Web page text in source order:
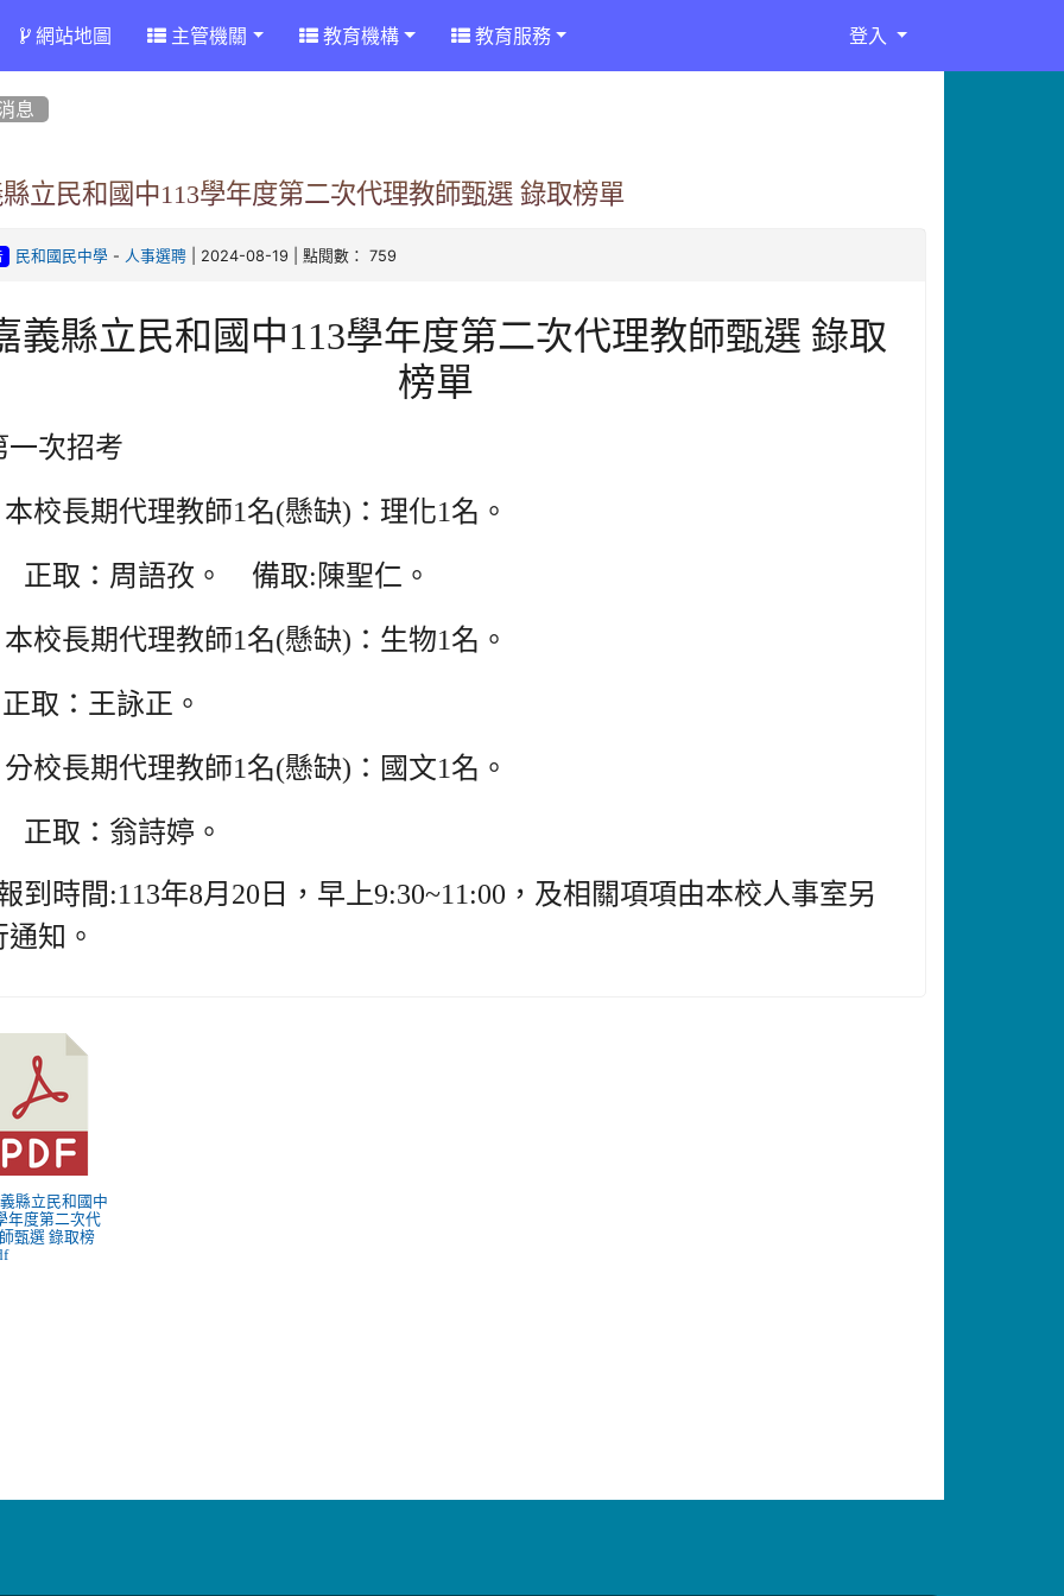
網站地圖 主管機關 教育機構 教育服務 登入
息
立民和國中113學年度第二次代理教師甄選 錄取榜單
民和國民中學 - 人事選聘 | 2024-08-19 | 點閱數： 759
義縣立民和國中113學年度第二次代理教師甄選 錄取
榜單
一次招考
本校長期代理教師1名(懸缺)：理化1名。
正取：周語孜。 備取:陳聖仁。
本校長期代理教師1名(懸缺)：生物1名。
取：王詠正。
分校長期代理教師1名(懸缺)：國文1名。
正取：翁詩婷。
到時間:113年8月20日，早上9:30~11:00，及相關項項由本校人事室另
通知。
縣立民和國中
年度第二次代
甄選 錄取榜